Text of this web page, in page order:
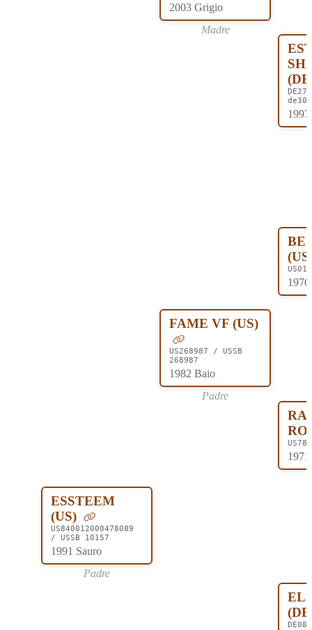
2003 Grigio
Madre
ESSTEEM
(US)
US840012000478089
/ USSB 10157
1991 Sauro
Padre
FAME VF (US)
US268987 / USSB
268987
1982 Baio
Padre
EL